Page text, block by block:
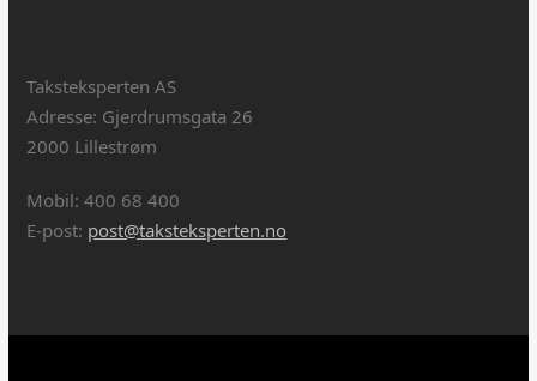
Taksteksperten AS
Adresse: Gjerdrumsgata 26
2000 Lillestrøm
Mobil: 400 68 400
E-post: post@taksteksperten.no